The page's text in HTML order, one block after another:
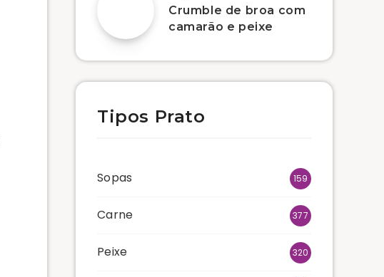
Crumble de broa com
camarão e peixe
Tipos Prato
Sopas 159
Carne 377
Peixe 320